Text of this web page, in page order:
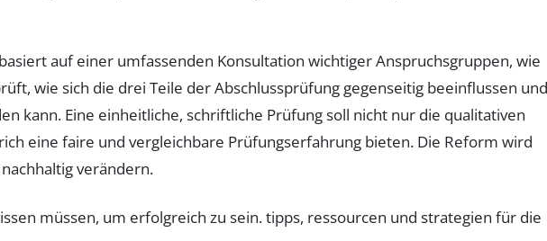
auf einer umfassenden Konsultation wichtiger Anspruchsgruppen, wie
wie sich die drei Teile der Abschlussprüfung gegenseitig beeinflussen und
kann. Eine einheitliche, schriftliche Prüfung soll nicht nur die qualitativen
eine faire und vergleichbare Prüfungserfahrung bieten. Die Reform wird
verändern.